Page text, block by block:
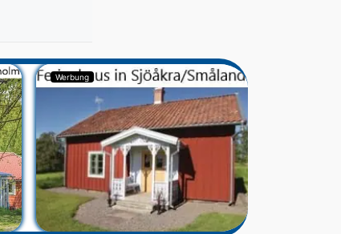
Werbung